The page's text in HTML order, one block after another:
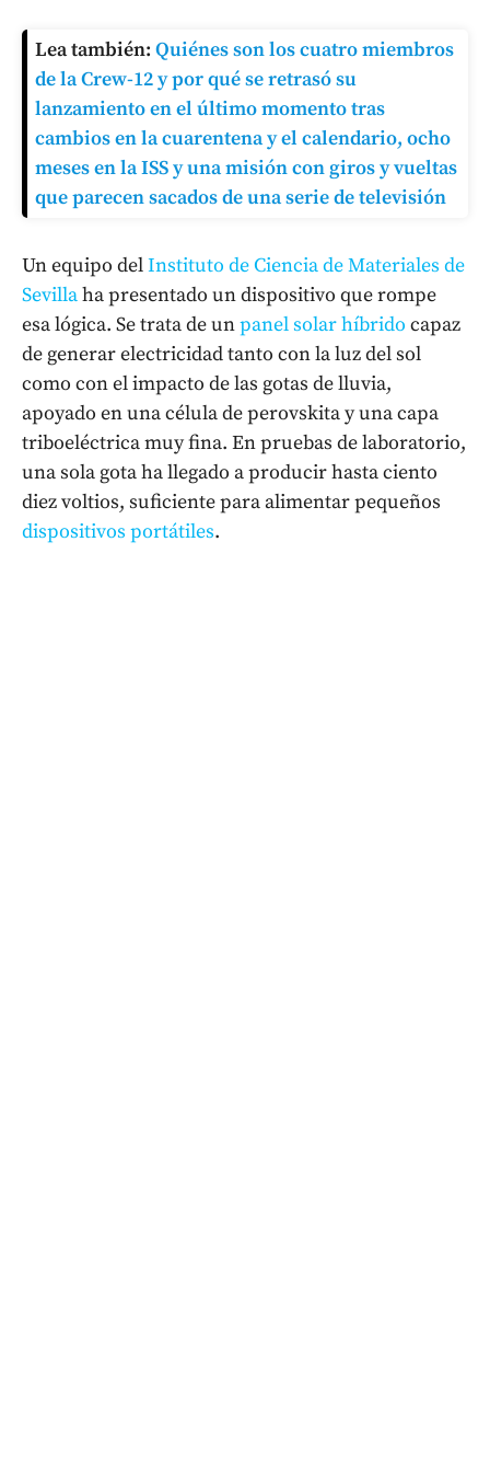
Lea también: Quiénes son los cuatro miembros
de la Crew-12 y por qué se retrasó su
lanzamiento en el último momento tras
cambios en la cuarentena y el calendario, ocho
meses en la ISS y una misión con giros y vueltas
que parecen sacados de una serie de televisión
Un equipo delInstituto de Ciencia de Materiales de
Sevillaha presentado un dispositivo que rompe
esa lógica. Se trata de unpanel solar híbrido capaz
de generar electricidad tanto con la luz del sol
como con el impacto de las gotas de lluvia,
apoyado en una célula de perovskita y una capa
triboeléctrica muy fina. En pruebas de laboratorio,
una sola gota ha llegado a producir hasta ciento
diez voltios, suficiente para alimentar pequeños
dispositivos portátiles.